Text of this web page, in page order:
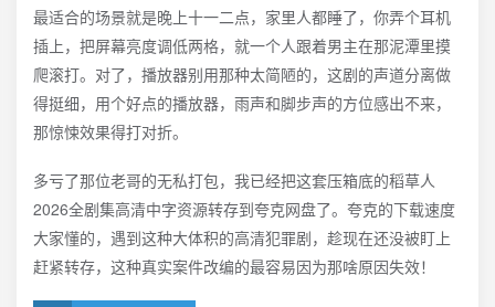
最适合的场景就是晚上十一二点，家里人都睡了，你弄个耳机
插上，把屏幕亮度调低两格，就一个人跟着男主在那泥潭里摸
爬滚打。对了，播放器别用那种太简陋的，这剧的声道分离做
得挺细，用个好点的播放器，雨声和脚步声的方位感出不来，
那惊悚效果得打对折。
多亏了那位老哥的无私打包，我已经把这套压箱底的稻草人
2026全剧集高清中字资源转存到夸克网盘了。夸克的下载速度
大家懂的，遇到这种大体积的高清犯罪剧，趁现在还没被盯上
赶紧转存，这种真实案件改编的最容易因为那啥原因失效！